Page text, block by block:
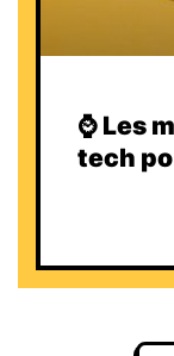
⌚️ Les
tech